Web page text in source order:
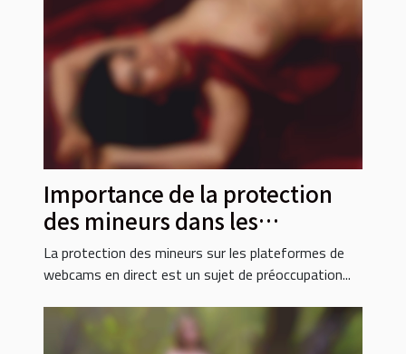
Importance de la protection
des mineurs dans les
plateformes de webcams en
direct
La protection des mineurs sur les plateformes de
webcams en direct est un sujet de préoccupation...